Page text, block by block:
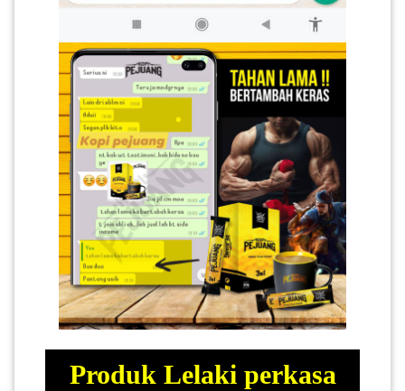
Produk Lelaki perkasa